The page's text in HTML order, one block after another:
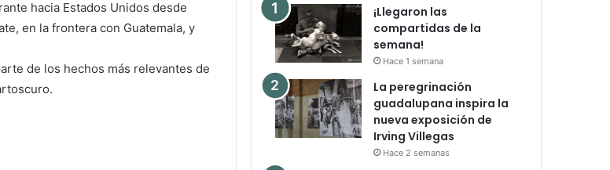
hacia Estados Unidos desde
en la frontera con Guatemala, y
de los hechos más relevantes de
¡Llegaron las
compartidas de la
semana!
Hace 1 semana
La peregrinación
guadalupana inspira la
nueva exposición de
Irving Villegas
Hace 2 semanas